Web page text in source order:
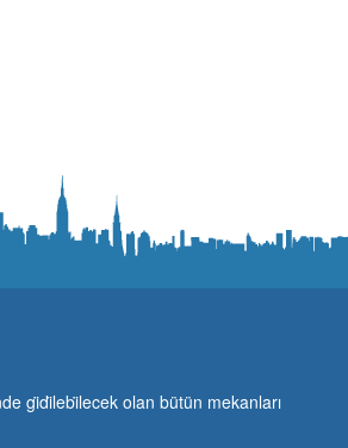
gi̇di̇lebi̇lecek olan bütün mekanları